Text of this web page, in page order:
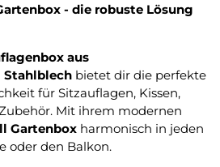
- die robuste Lösung
aus
Stahlblech bietet dir die perfekte
für Sitzauflagen, Kissen,
Mit ihrem modernen
Gartenbox harmonisch in jeden
oder den Balkon.